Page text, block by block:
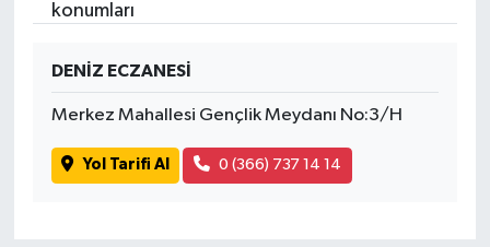
konumları
DENİZ ECZANESİ
Merkez Mahallesi Gençlik Meydanı No:3/H
Yol Tarifi Al 0 (366) 737 14 14